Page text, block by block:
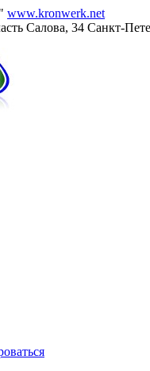
www.kronwerk.net
Салова, 34 Санкт-